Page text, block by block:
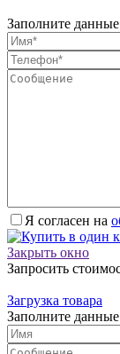
Заполните данные
Я согласен на
Закрыть окно
Запросить
Загрузка товара
Заполните